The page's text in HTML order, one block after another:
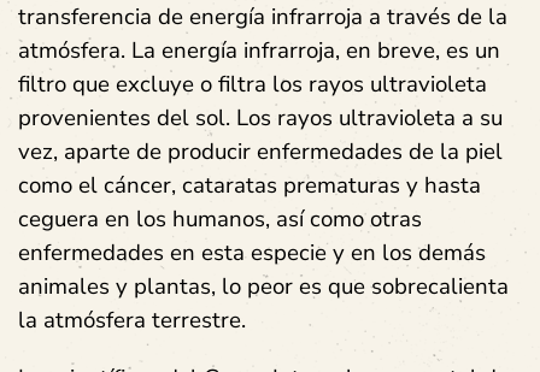
transferencia de energía infrarroja a través de la
atmósfera. La energía infrarroja, en breve, es un
filtro que excluye o filtra los rayos ultravioleta
provenientes del sol. Los rayos ultravioleta a su
vez, aparte de producir enfermedades de la piel
como el cáncer, cataratas prematuras y hasta
ceguera en los humanos, así como otras
enfermedades en esta especie y en los demás
animales y plantas, lo peor es que sobrecalienta
la atmósfera terrestre.